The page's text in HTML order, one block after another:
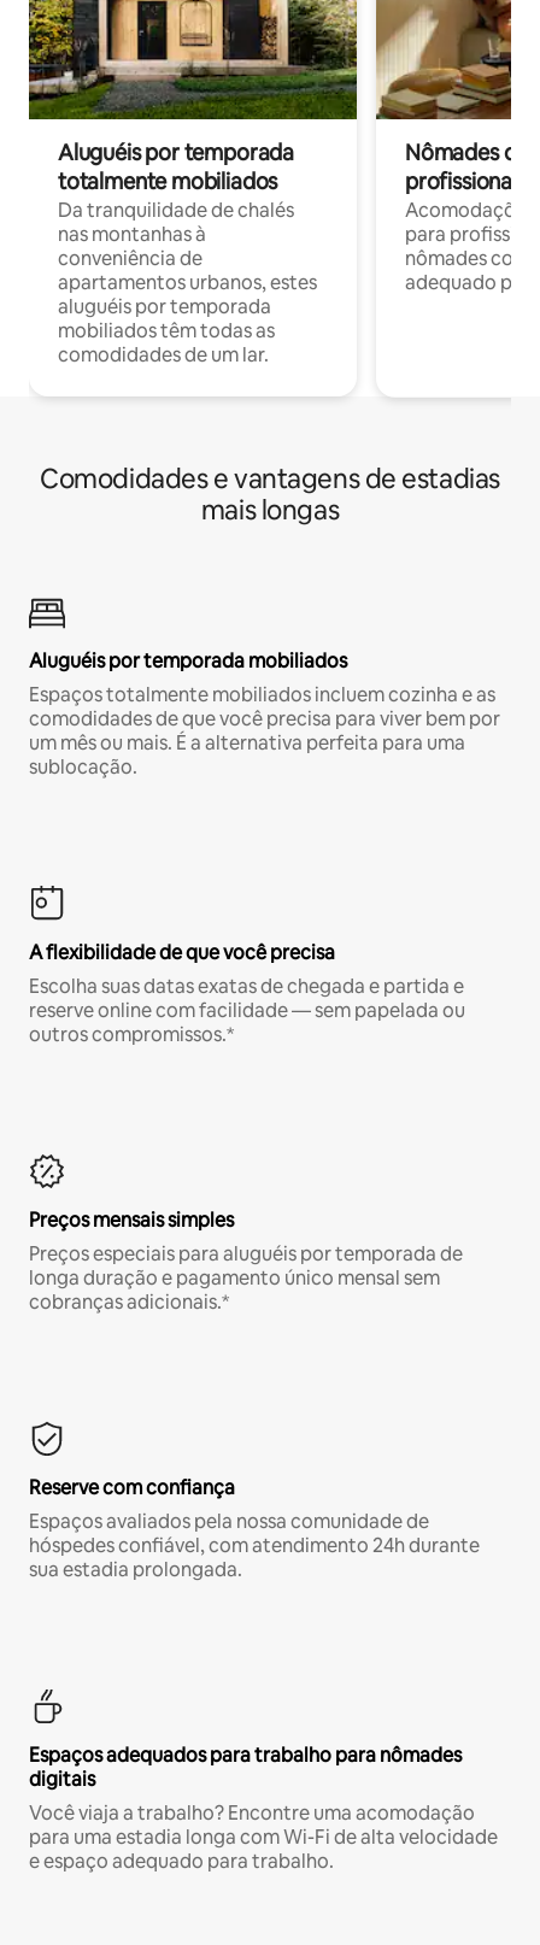
Aluguéis por temporada
totalmente mobiliados
Da tranquilidade de chalés
nas montanhas à
conveniência de
apartamentos urbanos, estes
aluguéis por temporada
mobiliados têm todas as
comodidades de um lar.
Nômades
profissionais
para
nômades com
adequado
Comodidades e vantagens de estadias
mais longas
Aluguéis por temporada mobiliados
Espaços totalmente mobiliados incluem cozinha e as
comodidades de que você precisa para viver bem por
um mês ou mais. É a alternativa perfeita para uma
sublocação.
A flexibilidade de que você precisa
Escolha suas datas exatas de chegada e partida e
reserve online com facilidade — sem papelada ou
outros compromissos.*
Preços mensais simples
Preços especiais para aluguéis por temporada de
longa duração e pagamento único mensal sem
cobranças adicionais.*
Reserve com confiança
Espaços avaliados pela nossa comunidade de
hóspedes confiável, com atendimento 24h durante
sua estadia prolongada.
Espaços adequados para trabalho para nômades
digitais
Você viaja a trabalho? Encontre uma acomodação
para uma estadia longa com Wi-Fi de alta velocidade
e espaço adequado para trabalho.